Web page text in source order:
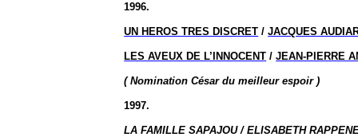
1996.
UN HEROS TRES DISCRET /JACQUES
LES AVEUX DE L’INNOCENT /JEAN-PIERRE
( Nomination César du meilleur espoir )
1997.
LA FAMILLE SAPAJOU / ELISABETH